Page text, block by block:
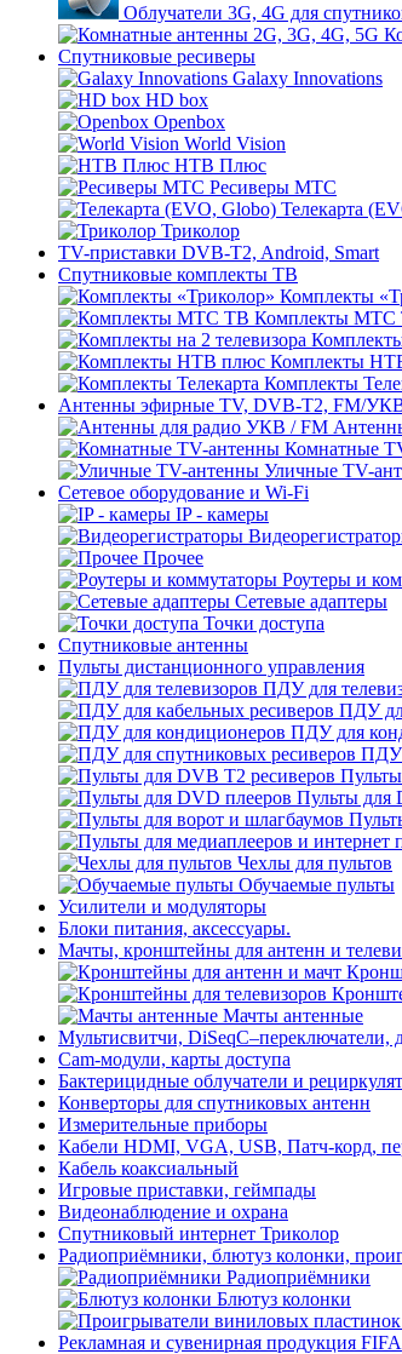
Облучатели 3G, 4G для
Спутниковые ресиверы
Galaxy Innovations
HD box
Openbox
World Vision
НТВ Плюс
Ресиверы МТС
Телекарта
Триколор
TV-приставки DVB-T2, Android, Smart
Спутниковые комплекты ТВ
Комплекты
Комплекты МТС
Комплекты
Комплекты
Антенны эфирные TV, DVB-T2, FM/
Комнатные
Уличные TV-
Сетевое оборудование и Wi-Fi
IP - камеры
Прочее
Роутеры и
Сетевые адаптеры
Точки доступа
Спутниковые антенны
Пульты дистанционного управления
ПДУ для
ПДУ
ПДУ для
ПДУ
Пульты для
Чехлы для пультов
Обучаемые пульты
Усилители и модуляторы
Блоки питания, аксессуары.
Мачты, кронштейны для антенн и
Мачты антенные
Мультисвитчи, DiSeqC–переключатели,
Cam-модули, карты доступа
Бактерицидные облучатели и
Конверторы для спутниковых антенн
Измерительные приборы
Кабели HDMI, VGA, USB, Патч-корд,
Кабель коаксиальный
Игровые приставки, геймпады
Видеонаблюдение и охрана
Спутниковый интернет Триколор
Радиоприёмники, блютуз колонки,
Радиоприёмники
Блютуз колонки
Рекламная и сувенирная продукция FIFA